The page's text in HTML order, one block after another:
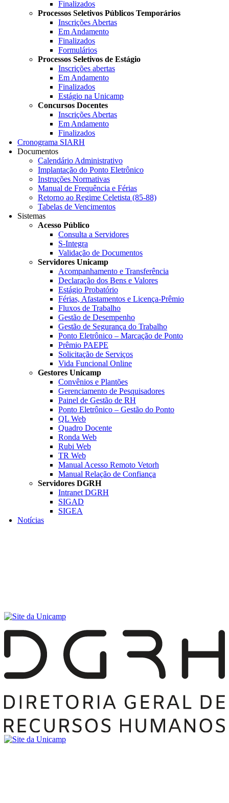
Finalizados
Processos Seletivos Públicos Temporários
Inscrições Abertas
Em Andamento
Finalizados
Formulários
Processos Seletivos de Estágio
Inscrições abertas
Em Andamento
Finalizados
Estágio na Unicamp
Concursos Docentes
Inscrições Abertas
Em Andamento
Finalizados
Cronograma SIARH
Documentos
Calendário Administrativo
Implantação do Ponto Eletrônico
Instruções Normativas
Manual de Frequência e Férias
Retorno ao Regime Celetista (85-88)
Tabelas de Vencimentos
Sistemas
Acesso Público
Consulta a Servidores
S-Integra
Validação de Documentos
Servidores Unicamp
Acompanhamento e Transferência
Declaração dos Bens e Valores
Estágio Probatório
Férias, Afastamentos e Licença-Prêmio
Fluxos de Trabalho
Gestão de Desempenho
Gestão de Segurança do Trabalho
Ponto Eletrônico – Marcação de Ponto
Prêmio PAEPE
Solicitação de Serviços
Vida Funcional Online
Gestores Unicamp
Convênios e Plantões
Gerenciamento de Pesquisadores
Painel de Gestão de RH
Ponto Eletrônico – Gestão do Ponto
QL Web
Quadro Docente
Ronda Web
Rubi Web
TR Web
Manual Acesso Remoto Vetorh
Manual Relação de Confiança
Servidores DGRH
Intranet DGRH
SIGAD
SIGEA
Notícias